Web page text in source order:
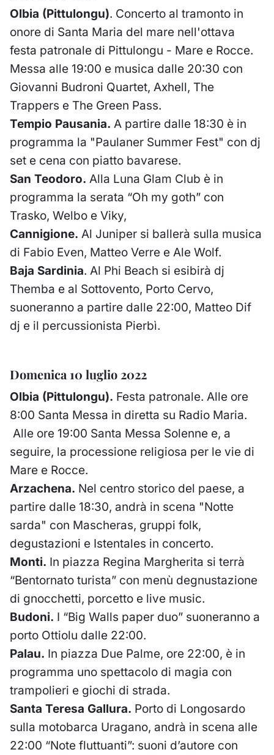
Olbia (Pittulongu). Concerto al tramonto in
onore di Santa Maria del mare nell'ottava
festa patronale di Pittulongu - Mare e Rocce.
Messa alle 19:00 e musica dalle 20:30 con
Giovanni Budroni Quartet, Axhell, The
Trappers e The Green Pass.
Tempio Pausania. A partire dalle 18:30 è in
programma la "Paulaner Summer Fest" con dj
set e cena con piatto bavarese.
San Teodoro. Alla Luna Glam Club è in
programma la serata “Oh my goth” con
Trasko, Welbo e Viky,
Cannigione. Al Juniper si ballerà sulla musica
di Fabio Even, Matteo Verre e Ale Wolf.
Baja Sardinia. Al Phi Beach si esibirà dj
Themba e al Sottovento, Porto Cervo,
suoneranno a partire dalle 22:00, Matteo Dif
dj e il percussionista Pierbì.
Domenica 10 luglio 2022
Olbia (Pittulongu). Festa patronale. Alle ore
8:00 Santa Messa in diretta su Radio Maria.
Alle ore 19:00 Santa Messa Solenne e, a
seguire, la processione religiosa per le vie di
Mare e Rocce.
Arzachena. Nel centro storico del paese, a
partire dalle 18:30, andrà in scena "Notte
sarda" con Mascheras, gruppi folk,
degustazioni e Istentales in concerto.
Monti. In piazza Regina Margherita si terrà
“Bentornato turista” con menù degnustazione
di gnocchetti, porcetto e live music.
Budoni. I “Big Walls paper duo” suoneranno a
porto Ottiolu dalle 22:00.
Palau. In piazza Due Palme, ore 22:00, è in
programma uno spettacolo di magia con
trampolieri e giochi di strada.
Santa Teresa Gallura. Porto di Longosardo
sulla motobarca Uragano, andrà in scena alle
22:00 “Note fluttuanti”: suoni d’autore con